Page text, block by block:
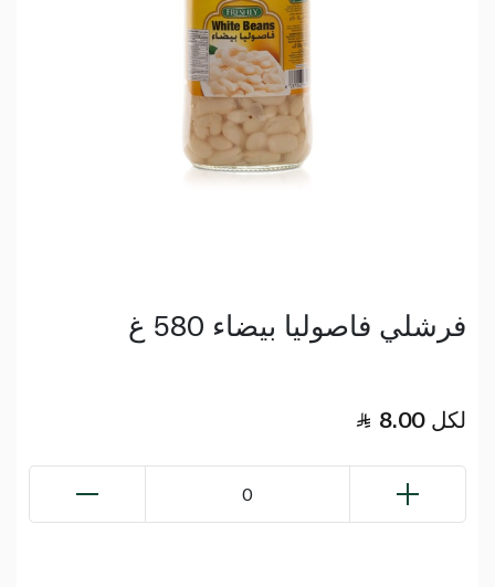
فرشلي فاصوليا بيضاء 580 غ
8.00 لكل
0